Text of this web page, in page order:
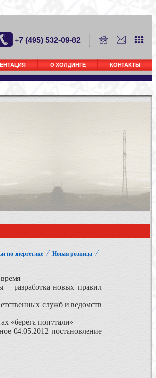
+7 (495) 532-09-82
О ХОЛДИНГЕ КОНТАКТЫ
по энергетике ⁄ Новая розница ⁄
– разработка новых правил
служб и ведомств
«берега попутали»
04.05.2012 постановление